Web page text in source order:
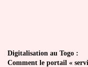
Digitalisation au Togo :
Comment le portail «